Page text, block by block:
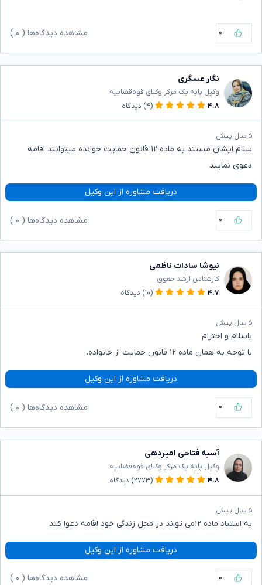
۰ مشاهده دیدگاه‌ها ( ۰
نگار عسگری
وکیل پایه یک مرکز وکلای قوه‌قضاییه
۴.۸
(۴) دیدگاه
۵ سال پیش
سلام ایشان مستند به ماده ۱۲ قانون حمایت خوانده میتوانند اقامه
دعوی نمایند
دریافت مشاوره از این وکیل
۰ مشاهده دیدگاه‌ها ( ۰
نیوشا سادات ناظمی
کارشناس ارشد حقوق
۴.۷
(۱۰) دیدگاه
۵ سال پیش
باسلام و احترام
با توجه به همان ماده ۱۲ قانون حمایت از خانواده.
دریافت مشاوره از این وکیل
۰ مشاهده دیدگاه‌ها ( ۰
آسیه فتاحی امیردهی
وکیل پایه یک مرکز وکلای قوه‌قضاییه
۴.۸
(۲۷۷۳) دیدگاه
۵ سال پیش
به استناد ماده ۱۲می تواند در محل زندگی خود اقامه دعوا کند
دریافت مشاوره از این وکیل
۰ مشاهده دیدگاه‌ها ( ۰